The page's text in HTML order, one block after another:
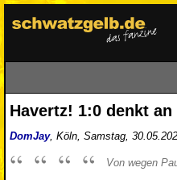
Havertz! 1:0 denkt
DomJay, Köln, Samstag,
Von wegen